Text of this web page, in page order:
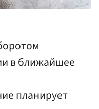
в ближайшее
планирует